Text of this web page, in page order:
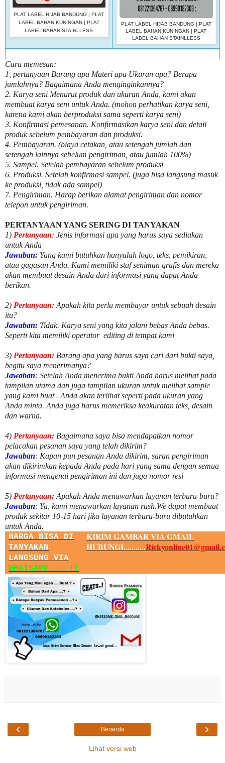
PLAT LABEL HIJAB BANDUNG | PLAT
LABEL BAHAN KUNINGAN | PLAT
LABEL BAHAN STAINLLESS
PLAT LABEL HIJAB BANDUNG | PLAT
LABEL BAHAN KUNINGAN | PLAT
LABEL BAHAN STAINLLESS
Cara memesan:
1, pertanyaan Barang apa Materi apa Ukuran apa? Berapa
jumlahnya? Bagaimana Anda menginginkannya?
2. Karya seni Menurut produk dan ukuran Anda, kami akan
membuat karya seni untuk Anda. (mohon perhatikan karya seni,
karena kami akan berproduksi sama seperti karya seni)
3. Konfirmasi pemesanan. Konfirmasikan karya seni dan detail
produk sebelum pembayaran dan produksi.
4. Pembayaran. (biaya cetakan, atau setengah jumlah dan
setengah lainnya sebelum pengiriman, atau jumlah 100%)
5. Sampel. Setelah pembayaran sebelum produksi
6. Produksi. Setelah konfirmasi sampel. (juga bisa langsung masuk
ke produksi, tidak ada sampel)
7. Pengiriman. Harap berikan alamat pengiriman dan nomor
telepon untuk pengiriman.
PERTANYAAN YANG SERING DI TANYAKAN
1) Pertanyaan: Jenis informasi apa yang harus saya sediakan
untuk Anda
Jawaban: Yang kami butuhkan hanyalah logo, teks, pemikiran,
atau gagasan Anda. Kami memiliki staf seniman grafis dan mereka
akan membuat desain Anda dari informasi yang dapat Anda
berikan.
2) Pertanyaan: Apakah kita perlu membayar untuksebuah desain
itu?
Jawaban: Tidak. Karya seni yang kita jalani bebas Anda bebas.
Seperti kita memiliki operator editing di tempat kami
3) Pertanyaan: Barang apa yang harus saya cari dari bukti saya,
begitu saya menerimanya?
Jawaban: Setelah Anda menerima bukti Anda harus melihat pada
tampilan utama dan juga tampilan ukuran untuk melihatsample
yang kami buat . Anda akan terlihat seperti pada ukuran yang
Anda minta. Anda juga harus memeriksa keakuratan teks, desain
dan warna.
4) Pertanyaan: Bagaimana saya bisa mendapatkan nomor
pelacakan pesanan saya yang telah dikirim?
Jawaban: Kapan pun pesanan Anda dikirim, saran pengiriman
akan dikirimkan kepada Anda pada hari yang sama dengan semua
informasi mengenai pengiriman ini dan juga nomorresi
5) Pertanyaan: Apakah Anda menawarkan layanan terburu-buru?
Jawaban: Ya, kami menawarkan layanan rush.We dapat membuat
produk sekitar 10-15 hari jika layanan terburu-buru dibutuhkan
untuk Anda.
HARGA BISA DI
TANYAKAN
LANGSUNG VIA
WHATSAPP....!!
KIRIM GAMBAR VIA GMAIL
HUBUNGI...........
‹ ›
Beranda
Lihat versi web